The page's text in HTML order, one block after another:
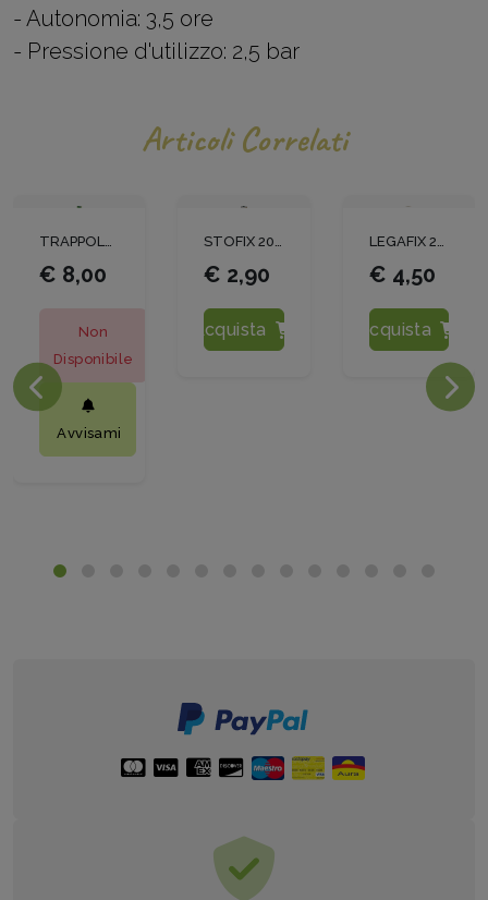
- Autonomia: 3,5 ore
- Pressione d'utilizzo: 2,5 bar
Articoli Correlati
TRAPPOLA PER TIGNOLA E TIGNOLETTA
€ 8,00
Non
Disponibile
Avvisami
STOFIX 20 CM PLASTIFICATO
€ 2,90
Acquista
LEGAFIX 250 MT
€ 4,50
Acquista